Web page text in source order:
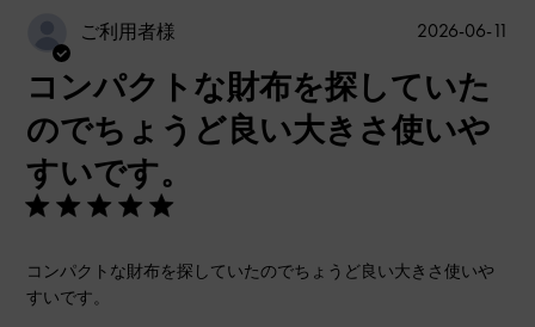
ご利用者様
コンパクトな財布を探していた
のでちょうど良い大きさ使いや
すいです。
コンパクトな財布を探していたのでちょうど良い大きさ使いや
すいです。
2026-06-11